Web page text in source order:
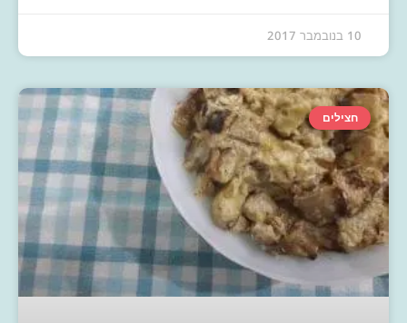
10 בנובמבר 2017
חצילים